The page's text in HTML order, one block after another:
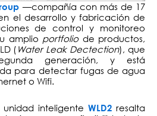
—compañía con más de 17
el desarrollo y fabricación de
de control y monitoreo
amplio portfoliode productos,
( Water Leak Dectection), que
generación, y está
para detectar fugas de agua
o Wifi.
inteligente WLD2resalta